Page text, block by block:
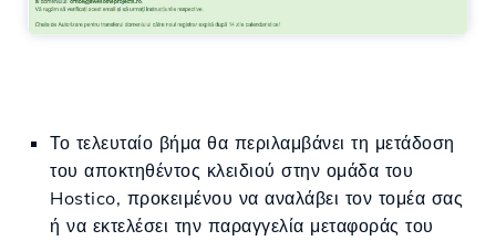
Το τελευταίο βήμα θα περιλαμβάνει τη μετάδοση
του αποκτηθέντος κλειδιού στην ομάδα του
Hostico, προκειμένου να αναλάβει τον τομέα σας
ή να εκτελέσει την παραγγελία μεταφοράς του